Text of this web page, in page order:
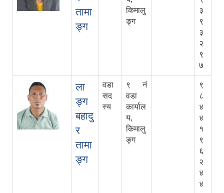
तामा
ङ्ग
किमालु
ङ्ग
३
९
३
२
९
७
ला
ङ्ग
बहादु
र
तामा
ङ्ग
वडा
सद
स्य
९ नं
वडा
कार्याल
य,
किमालु
ङ्ग
९
८
४
४
१
९
६
२
४
४